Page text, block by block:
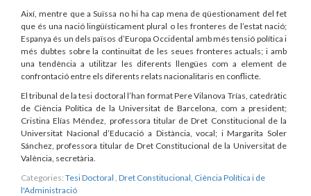
Així, mentre que a Suïssa no hi ha cap mena de qüestionament del fet
que és una nació lingüísticament plural o les fronteres de l’estat nació;
Espanya és un dels països d’Europa Occidental amb més tensió política i
més dubtes sobre la continuïtat de les seues fronteres actuals; i amb
una tendència a utilitzar les diferents llengües com a element de
confrontació entre els diferents relats nacionalitaris en conflicte.
El tribunal de la tesi doctoral l’han format Pere Vilanova Trías, catedràtic
de Ciència Política de la Universitat de Barcelona, com a president;
Cristina Elías Méndez, professora titular de Dret Constitucional de la
Universitat Nacional d’Educació a Distància, vocal; i Margarita Soler
Sánchez, professora titular de Dret Constitucional de la Universitat de
València, secretària.
Categories: Tesi Doctoral Dret Constitucional, Ciència Política i de
l'Administració